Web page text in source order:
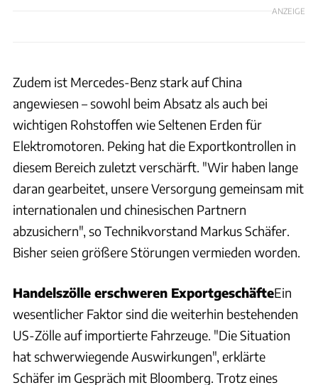
ANZEIGE
Zudem ist Mercedes-Benz stark auf China
angewiesen – sowohl beim Absatz als auch bei
wichtigen Rohstoffen wie Seltenen Erden für
Elektromotoren. Peking hat die Exportkontrollen in
diesem Bereich zuletzt verschärft. "Wir haben lange
daran gearbeitet, unsere Versorgung gemeinsam mit
internationalen und chinesischen Partnern
abzusichern", so Technikvorstand Markus Schäfer.
Bisher seien größere Störungen vermieden worden.
Handelszölle erschweren ExportgeschäfteEin
wesentlicher Faktor sind die weiterhin bestehenden
US-Zölle auf importierte Fahrzeuge. "Die Situation
hat schwerwiegende Auswirkungen", erklärte
Schäfer im Gespräch mit Bloomberg. Trotz eines